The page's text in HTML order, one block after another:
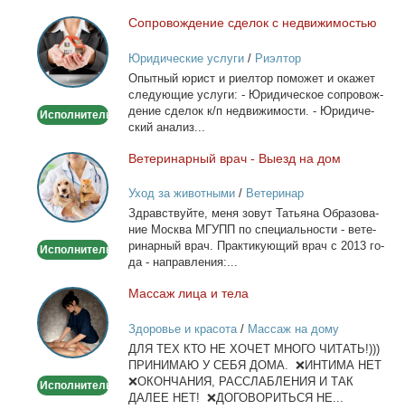
Сопровождение
сделок
с
недвижимостью
Исполнитель
Со­про­вож­де­ние сде­лок с недви­жи­мо­стью
Юридические услуги/ Риэлтор
Опыт­ный юрист и ри­ел­тор по­мо­жет и ока­жет
сле­ду­ю­щие услу­ги: - Юри­ди­че­ское со­про­вож­
де­ние сде­лок к/п недви­жи­мо­сти. - Юри­ди­че­
ский ана­лиз...
Ветеринарный
врач
-
Выезд
дом
Исполнитель
Ве­те­ри­нар­ный врач - Вы­езд на дом
Уход за животными/ Ветеринар
Здрав­ствуй­те, ме­ня зо­вут Та­тья­на Об­ра­зо­ва­
ние Москва МГУПП по спе­ци­аль­но­сти - ве­те­
ри­нар­ный врач. Прак­ти­ку­ю­щий врач с 2013 го­
да - на­прав­ле­ния:...
Массаж
лица
и
тела
Исполнитель
Мас­саж ли­ца и те­ла
Здоровье и красота/ Массаж на дому
ДЛЯ ТЕХ КТО НЕ ХОЧЕТ МНОГО ЧИТАТЬ!)))
ПРИНИМАЮ У СЕБЯ ДОМА. ❌ИНТИМА НЕТ
❌ОКОНЧАНИЯ, РАССЛАБЛЕНИЯ И ТАК
ДАЛЕЕ НЕТ! ❌ДОГОВОРИТЬСЯ НЕ...